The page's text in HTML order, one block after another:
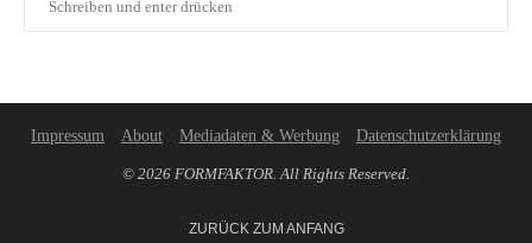
Impressum About Mediadaten & Werbung Datenschutzerklärung
© 2026 FORMFAKTOR. All Rights Reserved.
ZURÜCK ZUM ANFANG